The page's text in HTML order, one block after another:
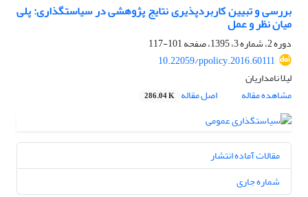
بررسی و تبیین کاربردپذیری نتایج پژوهشی در سیاستگذاری: پلی
میان نظر و عمل
دوره 2، شماره 3، 1395، صفحه
101-117
10.22059/ppolicy.2016.60111
لیلا نامداریان
مشاهده مقاله
اصل مقاله 286.04 K
مقالات آماده انتشار
شماره جاری